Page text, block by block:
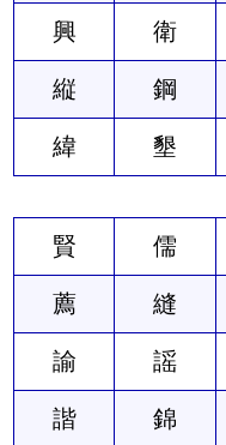
興 衛
縦 鋼
緯 墾
賢 儒
薦 縫
諭 謡
諧 錦